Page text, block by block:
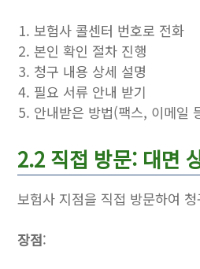
보험사 콜센터 번호로 전화
본인 확인 절차 진행
청구 내용 상세 설명
필요 서류 안내 받기
안내받은 방법(팩스, 이메일
2.2 직접 방문: 대면
보험사 지점을 직접 방문하여
장점: